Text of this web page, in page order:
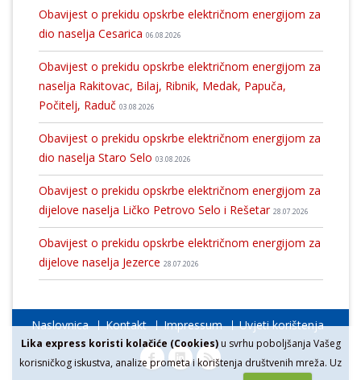
Lika express koristi kolačiće (Cookies)u svrhu poboljšanja Vašeg
korisničkog iskustva, analize prometa i korištenja društvenih mreža. Uz
Obavijest o prekidu opskrbe električnom energijom za
dio naselja Cesarica 06.08.2026
Obavijest o prekidu opskrbe električnom energijom za
naselja Rakitovac, Bilaj, Ribnik, Medak, Papuča,
Počitelj, Raduč 03.08.2026
Obavijest o prekidu opskrbe električnom energijom za
dio naselja Staro Selo 03.08.2026
Obavijest o prekidu opskrbe električnom energijom za
dijelove naselja Ličko Petrovo Selo i Rešetar 28.07.2026
Obavijest o prekidu opskrbe električnom energijom za
dijelove naselja Jezerce 28.07.2026
Naslovnica Kontakt Impressum Uvjeti korištenja